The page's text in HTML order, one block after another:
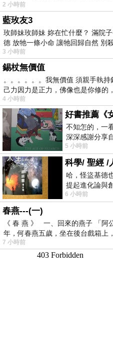
2 小時前
藍玫友3
玫師妹玫師妹 妳在忙什麼？ 滿院
德 放牠一條小命 讓牠回歸自然 別
3 小時前
錫杖無價值
。。。。。。我無價值 須親手執
己力因力是正力，佛像也是你修的
4 小時前
不知怎的，一
深深感謝分享
不同樣貌的家
5 小時前
科學/ 聖經 /
哈，怪盜基德
提起進化論與
時間就有「 進
6 小時前
春燕---(一)
《 春 燕 》 一、回來的燕子 「阿
年，何春燕五歲，坐在後台戲箱上
7 小時前